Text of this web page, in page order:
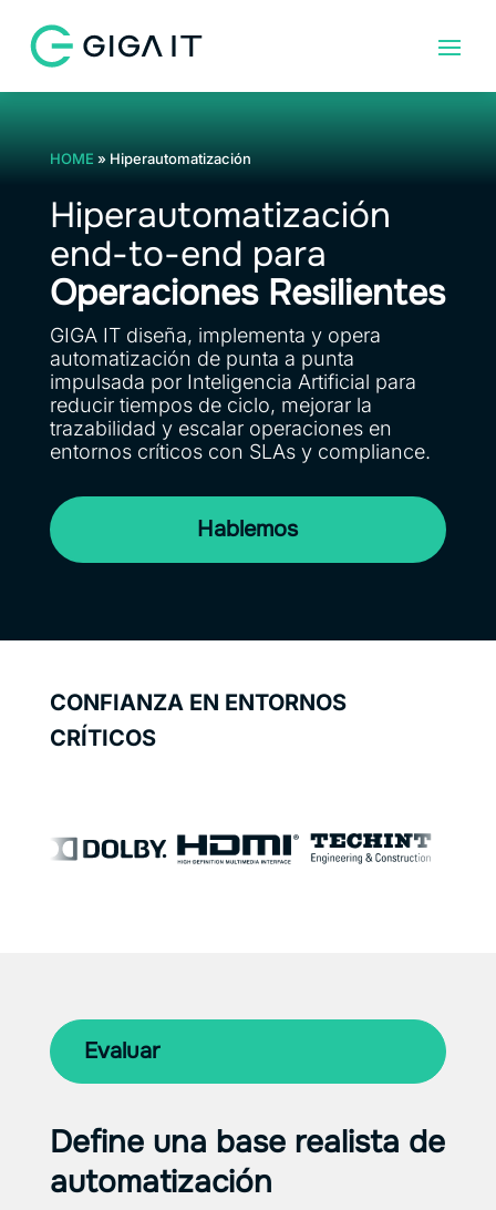
HOME » Hiperautomatización
Hiperautomatización
end-to-end para
Operaciones Resilientes
GIGA IT diseña, implementa y opera
automatización de punta a punta
impulsada por Inteligencia Artificial para
reducir tiempos de ciclo, mejorar la
trazabilidad y escalar operaciones en
entornos críticos con SLAs y compliance.
Hablemos
CONFIANZA EN ENTORNOS
CRÍTICOS
Evaluar
Define una base realista de
automatización